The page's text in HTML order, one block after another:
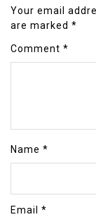
Your email
are marked *
Comment *
Name *
Email *